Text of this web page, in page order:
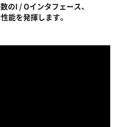
のI / Oインタフェース、
能を発揮します。